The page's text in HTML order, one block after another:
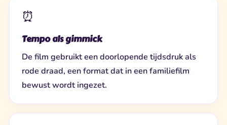
⏰
Tempo als gimmick
De film gebruikt een doorlopende tijdsdruk als
rode draad, een format dat in een familiefilm
bewust wordt ingezet.